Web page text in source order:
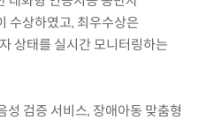
수상하였고, 최우수상은
상태를 실시간 모니터링하는
검증 서비스, 장애아동 맞춤형